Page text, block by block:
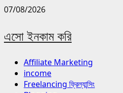
Skip
content
07/08/2026
এসো ইনকাম করি
Primary
Menu
Affiliate Marketing
income
Freelancing ফ্রিল্যান্সিং